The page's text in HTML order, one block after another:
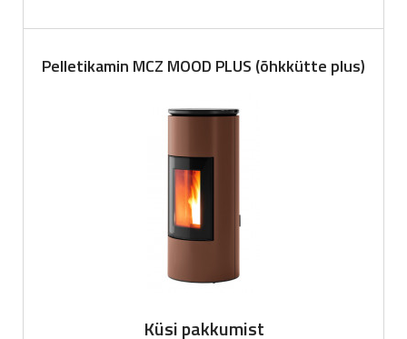
Pelletikamin MCZ MOOD PLUS (õhkkütte plus)
Küsi pakkumist